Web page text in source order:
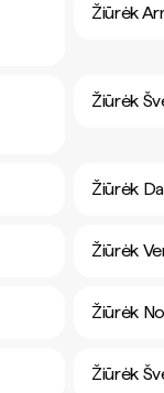
Žiūrėk
Žiūrėk
Žiūrėk
Žiūrėk
Žiūrėk
Žiūrėk